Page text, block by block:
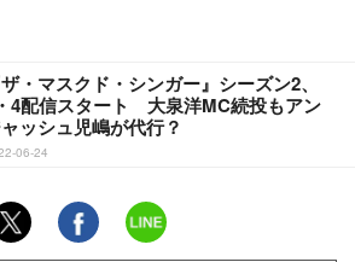
ザ・マスクド・シンガー』シーズン2、
4配信スタート 大泉洋MC続投もアン
ッシュ児嶋が代行？
06-24